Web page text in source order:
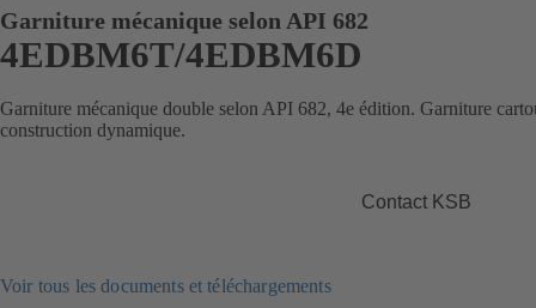
Garniture mécanique selon API 682
4EDBM6T/4EDBM6D
Garniture mécanique double selon API 682, 4e édition. Garniture
construction dynamique.
Contact KSB
Voir tous les documents et téléchargements